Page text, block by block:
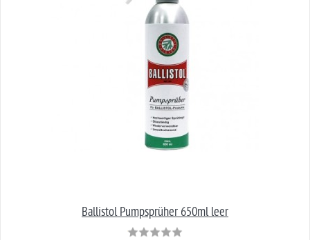
Ballistol Pumpsprüher 650ml leer